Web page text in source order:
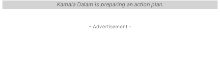
Kamala Dalam is preparing an action plan.
- Advertisement -